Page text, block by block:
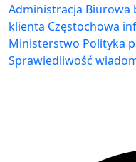
Administracja Biurowa
klienta Częstochowa
Ministerstwo Polityka
Sprawiedliwość